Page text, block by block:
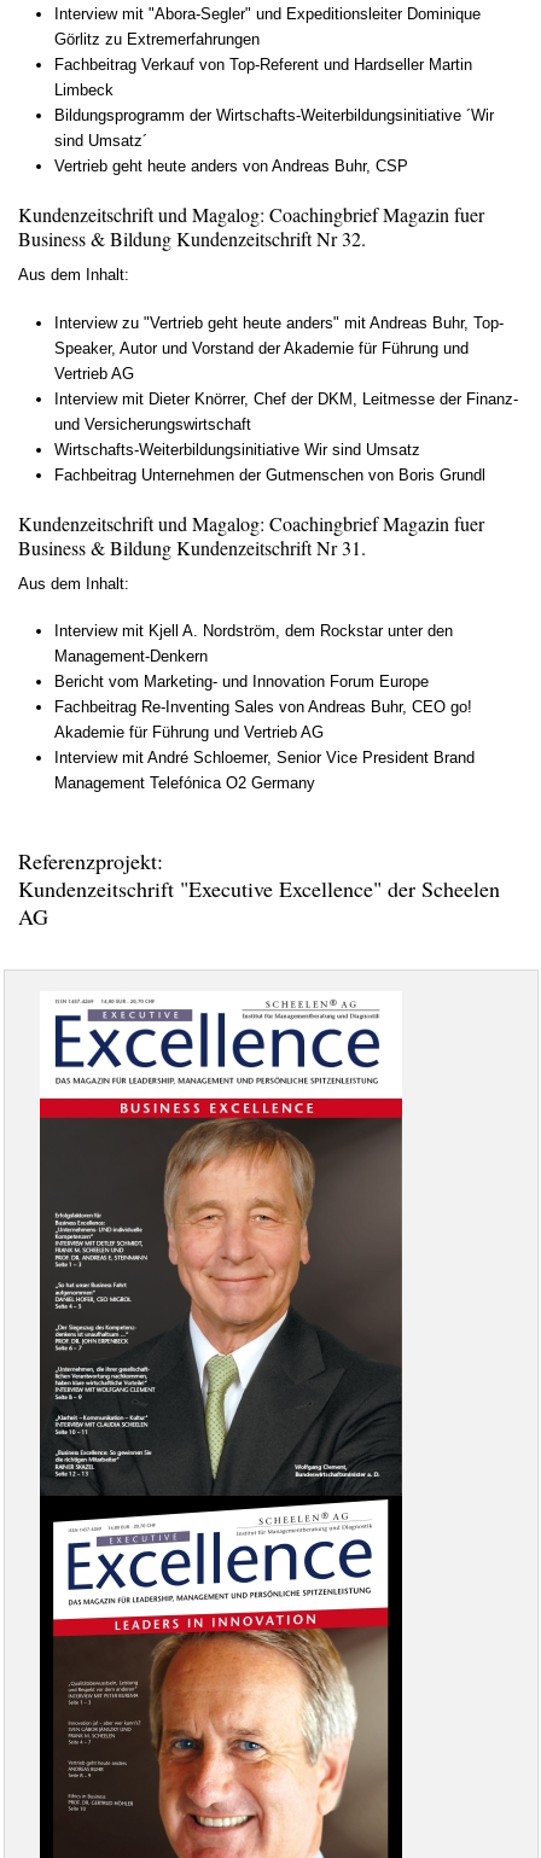
Interview mit "Abora-Segler" und Expeditionsleiter Dominique
Görlitz zu Extremerfahrungen
Fachbeitrag Verkauf von Top-Referent und Hardseller Martin
Limbeck
Bildungsprogramm der Wirtschafts-Weiterbildungsinitiative ´Wir
sind Umsatz´
Vertrieb geht heute anders von Andreas Buhr, CSP
Kundenzeitschrift und Magalog: Coachingbrief Magazin fuer
Business & Bildung Kundenzeitschrift Nr 32.
Aus dem Inhalt:
Interview zu "Vertrieb geht heute anders" mit Andreas Buhr, Top-
Speaker, Autor und Vorstand der Akademie für Führung und
Vertrieb AG
Interview mit Dieter Knörrer, Chef der DKM, Leitmesse der Finanz-
und Versicherungswirtschaft
Wirtschafts-Weiterbildungsinitiative Wir sind Umsatz
Fachbeitrag Unternehmen der Gutmenschen von Boris Grundl
Kundenzeitschrift und Magalog: Coachingbrief Magazin fuer
Business & Bildung Kundenzeitschrift Nr 31.
Aus dem Inhalt:
Interview mit Kjell A. Nordström, dem Rockstar unter den
Management-Denkern
Bericht vom Marketing- und Innovation Forum Europe
Fachbeitrag Re-Inventing Sales von Andreas Buhr, CEO go!
Akademie für Führung und Vertrieb AG
Interview mit André Schloemer, Senior Vice President Brand
Management Telefónica O2 Germany
Referenzprojekt:
Kundenzeitschrift "Executive Excellence" der Scheelen
AG